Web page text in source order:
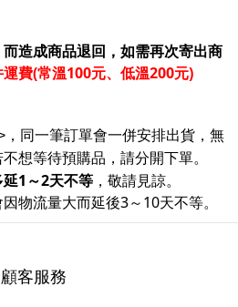
造成商品退回，如需再次寄出商
費(常溫100元、低溫200元)
，同一筆訂單會一併安排出貨，無
想等待預購品，請分開下單。
延1～2天不等 ，敬請見諒。
物流量大而延後3～10天不等。
顧客服務